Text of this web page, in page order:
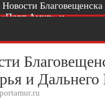
Новости
Амур» ::.
и